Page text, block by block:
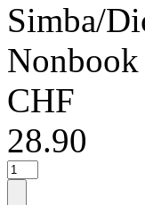
Simba/
CHF
28.90